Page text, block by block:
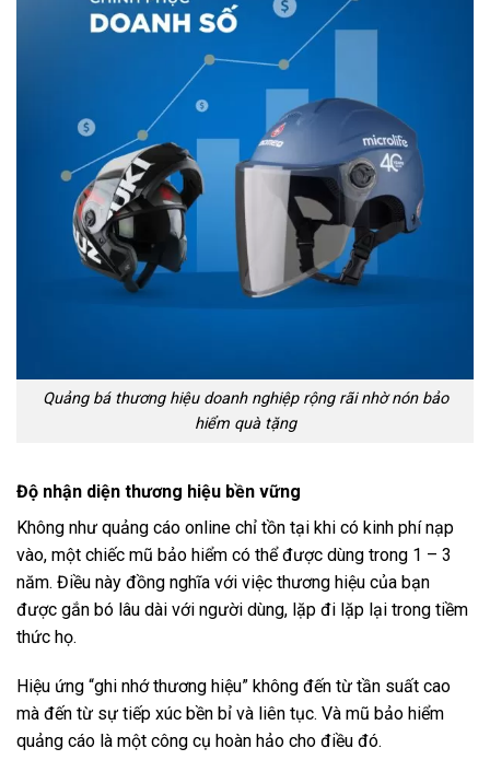
Quảng bá thương hiệu doanh nghiệp rộng rãi nhờ nón bảo
hiểm quà tặng
Độ nhận diện thương hiệu bền vững
Không như quảng cáo online chỉ tồn tại khi có kinh phí nạp
vào, một chiếc mũ bảo hiểm có thể được dùng trong 1 – 3
năm. Điều này đồng nghĩa với việc thương hiệu của bạn
được gắn bó lâu dài với người dùng, lặp đi lặp lại trong tiềm
thức họ.
Hiệu ứng “ghi nhớ thương hiệu” không đến từ tần suất cao
mà đến từ sự tiếp xúc bền bỉ và liên tục. Và mũ bảo hiểm
quảng cáo là một công cụ hoàn hảo cho điều đó.